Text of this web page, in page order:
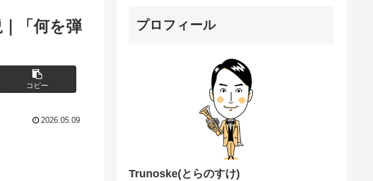
「何を弾
コピー
2026.05.09
プロフィール
Trunoske(とらのすけ)